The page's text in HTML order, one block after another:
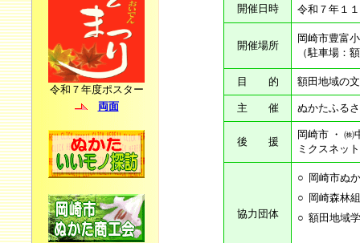
令和７年度ポスター
両面
開催日時 令和７年１
開催場所
岡崎市豊富
（駐車場：
目 的 額田地域の
主 催 ぬかたふる
後 援
岡崎市 ・ ㈱
ミクスネッ
協力団体
○ 岡崎市ぬ
○ 岡崎森林
○ 額田地域